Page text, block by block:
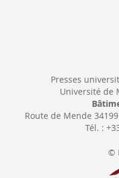
Presses
Université de
Route de Mende
Tél. :
©